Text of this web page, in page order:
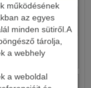
működésének
az egyes
minden sütiről.A
tárolja,
a webhely
a weboldal